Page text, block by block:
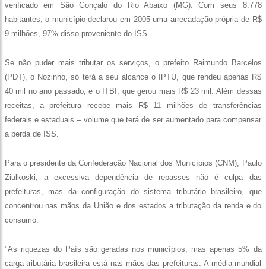
verificado em São Gonçalo do Rio Abaixo (MG). Com seus 8.778
habitantes, o município declarou em 2005 uma arrecadação própria de R$
9 milhões, 97% disso proveniente do ISS.
Se não puder mais tributar os serviços, o prefeito Raimundo Barcelos
(PDT), o Nozinho, só terá a seu alcance o IPTU, que rendeu apenas R$
40 mil no ano passado, e o ITBI, que gerou mais R$ 23 mil. Além dessas
receitas, a prefeitura recebe mais R$ 11 milhões de transferências
federais e estaduais – volume que terá de ser aumentado para compensar
a perda de ISS.
Para o presidente da Confederação Nacional dos Municípios (CNM), Paulo
Ziulkoski, a excessiva dependência de repasses não é culpa das
prefeituras, mas da configuração do sistema tributário brasileiro, que
concentrou nas mãos da União e dos estados a tributação da renda e do
consumo.
"As riquezas do País são geradas nos municípios, mas apenas 5% da
carga tributária brasileira está nas mãos das prefeituras. A média mundial